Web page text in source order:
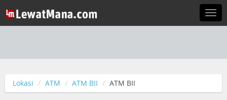
Lokasi ATM ATM BII ATM BII